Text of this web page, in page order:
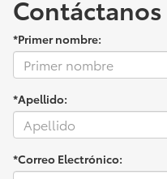
Contáctanos
*Primer nombre:
*Apellido:
*Correo Electrónico: